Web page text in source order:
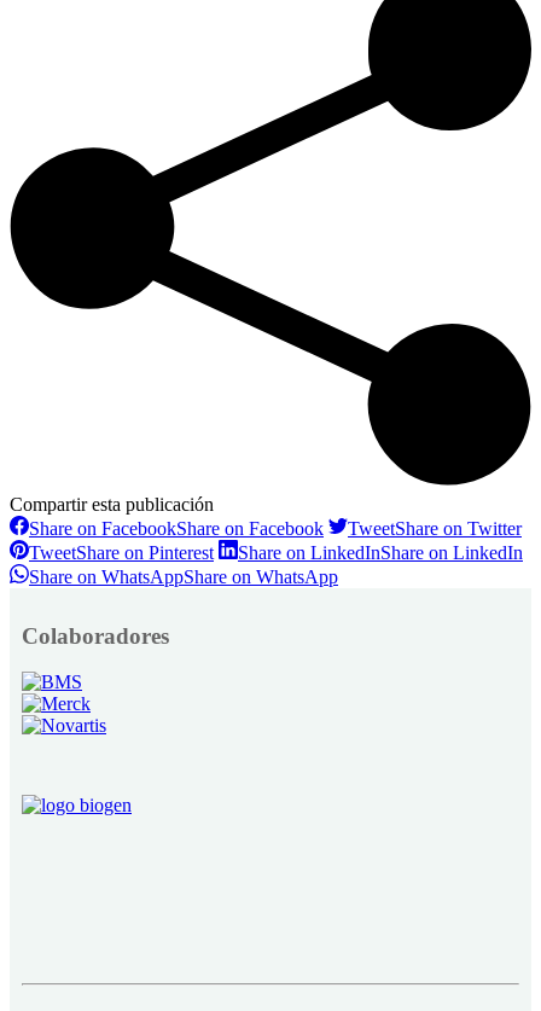
Compartir esta publicación
Share on FacebookShare on Facebook TweetShare on Twitter
TweetShare on Pinterest Share on LinkedInShare on LinkedIn
Share on WhatsAppShare on WhatsApp
Colaboradores